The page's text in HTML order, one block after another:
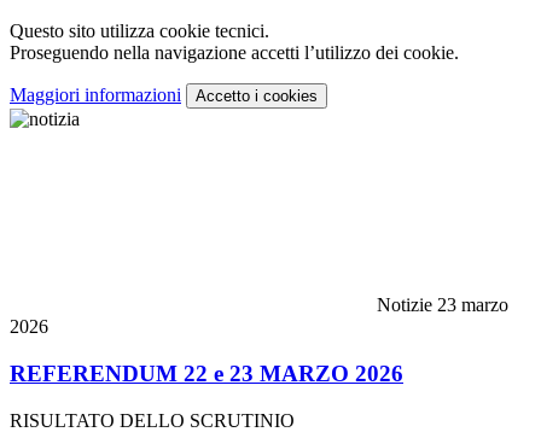
Questo sito utilizza cookie tecnici.
Proseguendo nella navigazione accetti l’utilizzo dei cookie.
Maggiori informazioni Accetto i cookies
Notizie 23 marzo
2026
REFERENDUM 22 e 23 MARZO 2026
RISULTATO DELLO SCRUTINIO